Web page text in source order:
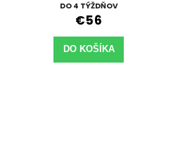
DO 4 TÝŽDŇOV
€56
DO KOŠÍKA